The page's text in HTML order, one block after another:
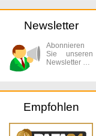
Newsletter
Abonnieren
Sie unseren
Newsletter …
Empfohlen